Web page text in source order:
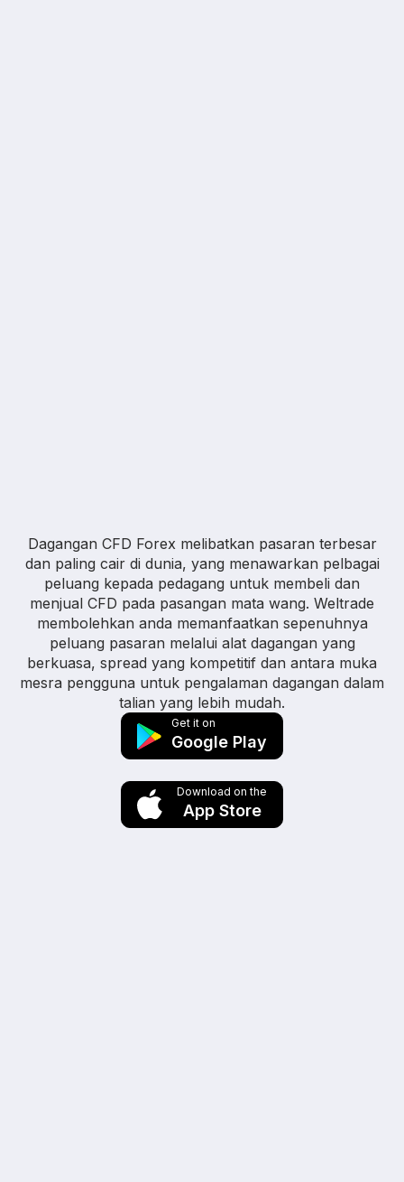
Dagangan CFD Forex melibatkan pasaran terbesar
dan paling cair di dunia, yang menawarkan pelbagai
peluang kepada pedagang untuk membeli dan
menjual CFD pada pasangan mata wang. Weltrade
membolehkan anda memanfaatkan sepenuhnya
peluang pasaran melalui alat dagangan yang
berkuasa, spread yang kompetitif dan antara muka
mesra pengguna untuk pengalaman dagangan dalam
talian yang lebih mudah.
Get it on
Google Play
Download on the
App Store